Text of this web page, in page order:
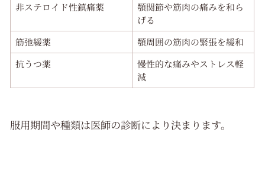
非ステロイド性鎮痛薬
顎関節や筋肉の痛みを和ら
げる
筋弛緩薬
顎周囲の筋肉の緊張を緩和
抗うつ薬
慢性的な痛みやストレス軽
減
服用期間や種類は医師の診断により決まります。